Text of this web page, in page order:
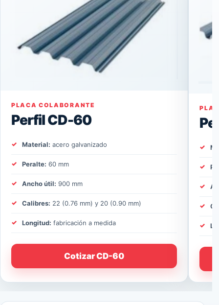
PLACA COLABORANTE
Perfil CD-60
Material: acero galvanizado
Peralte: 60 mm
Ancho útil: 900 mm
Calibres: 22 (0.76 mm) y 20 (0.90 mm)
Longitud: fabricación a medida
Cotizar CD-60